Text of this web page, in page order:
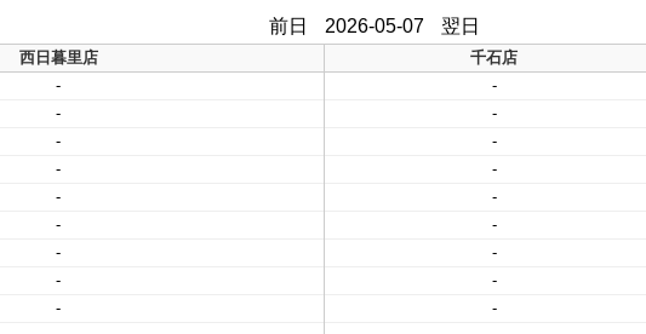
前日 2026-05-07 翌日
西日暮里店 千石店
- -
- -
- -
- -
- -
- -
- -
- -
- -